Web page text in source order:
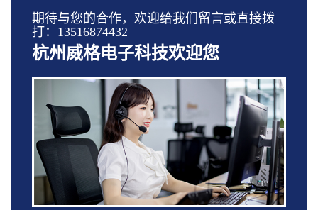
期待与您的合作，欢迎给我们留言或直接拨
打：13516874432
杭州威格电子科技欢迎您